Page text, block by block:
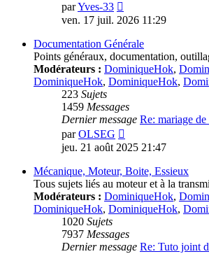
parYves-33
le
message
ven. 17 juil. 2026 11:29
Documentation Générale
Points généraux, documentation,
Modérateurs : DominiqueHok,
DominiqueHok, DominiqueHok,
223 Sujets
1459 Messages
Dernier message Re: mariage de
parOLSEG
le
message
jeu. 21 août 2025 21:47
Mécanique, Moteur, Boite, Essieux
Tous sujets liés au moteur et à la
Modérateurs : DominiqueHok,
DominiqueHok, DominiqueHok,
1020 Sujets
7937 Messages
Dernier message Re: Tuto joint